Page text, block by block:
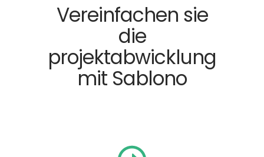
Vereinfachen sie
die
projektabwicklung
mit Sablono